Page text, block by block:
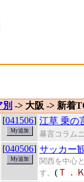
別 -> 大阪 -> 新着
[041506] 江草 乗の
暴言コラム
[040506] サッカー
関西を中心
す。 ( Ｔ．